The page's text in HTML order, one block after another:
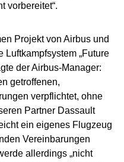
vorbereitet“.
Projekt von Airbus und
Luftkampfsystem „Future
der Airbus-Manager:
getroffenen,
verpflichtet, ohne
Partner Dassault
ein eigenes Flugzeug
Vereinbarungen
allerdings „nicht